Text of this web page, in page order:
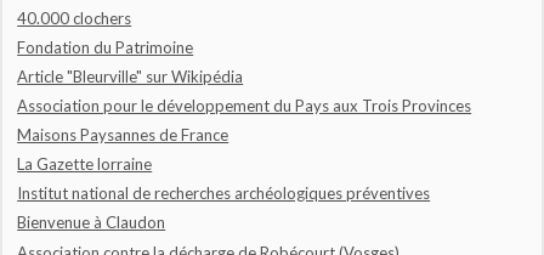
40.000 clochers
Fondation du Patrimoine
Article "Bleurville" sur Wikipédia
Association pour le développement du Pays aux Trois Provinces
Maisons Paysannes de France
La Gazette lorraine
Institut national de recherches archéologiques préventives
Bienvenue à Claudon